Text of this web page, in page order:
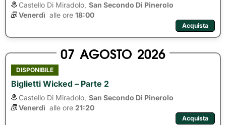
Castello Di Miradolo, San Secondo Di Pinerolo
Venerdì alle ore 18:00
Acquista
07 AGOSTO 2026
DISPONIBILE
Biglietti Wicked – Parte 2
Castello Di Miradolo, San Secondo Di Pinerolo
Venerdì alle ore 21:20
Acquista